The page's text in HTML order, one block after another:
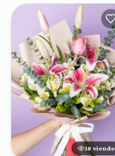
15 viendo